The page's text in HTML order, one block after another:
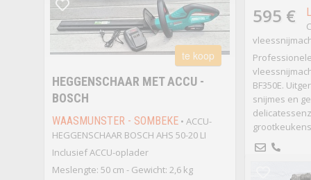
595 €
BF350E.
snijmes en
te koop
HEGGENSCHAAR MET ACCU -
BOSCH
WAASMUNSTER - SOMBEKE• ACCU-
HEGGENSCHAAR BOSCH AHS 50-20 LI
Inclusief ACCU-oplader
Meslengte: 50 cm - Gewicht: 2,6 kg